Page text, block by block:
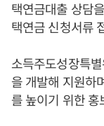
택연금대출 상담
택연금 신청서류
소득주도성장특
을 개발해 지원하
를 높이기 위한